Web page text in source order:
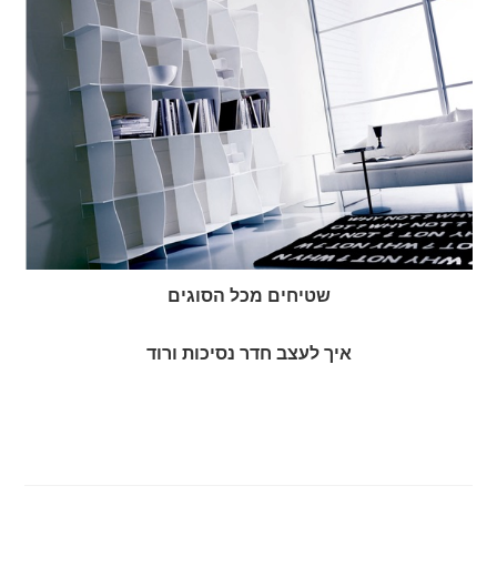
שטיחים מכל הסוגים
איך לעצב חדר נסיכות ורוד